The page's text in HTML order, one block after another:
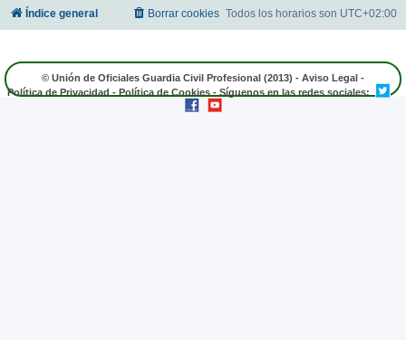
Índice general Todos los horarios son UTC+02:00
Borrar cookies
© Unión de Oficiales Guardia Civil Profesional (2013) - Aviso Legal -
Política de Privacidad-Política de Cookies- Síguenos en las redes sociales: